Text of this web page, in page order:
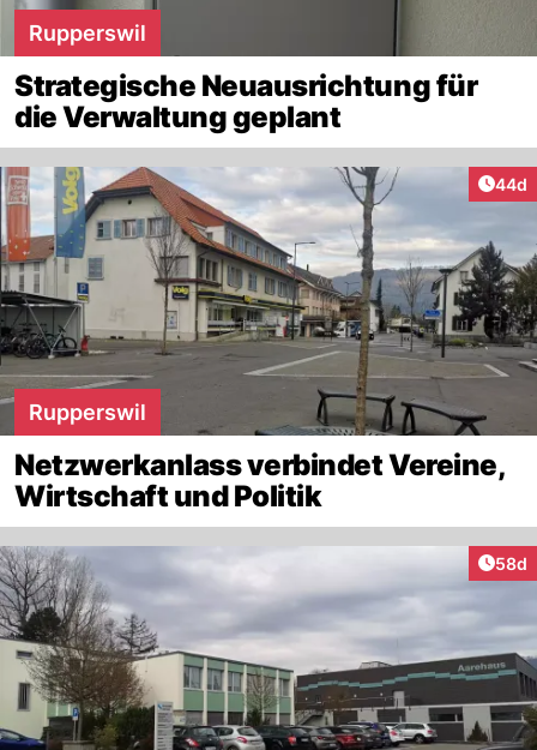
Rupperswil
Strategische Neuausrichtung für
die Verwaltung geplant
44d
Rupperswil
Netzwerkanlass verbindet Vereine,
Wirtschaft und Politik
58d